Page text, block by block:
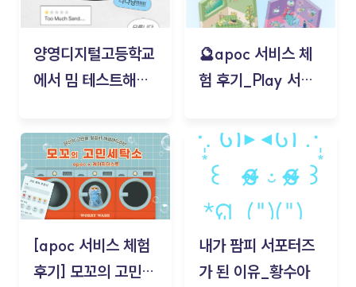
양영디지털고등학교
에서 밈 테스트해보
🔮apoc 서비스 체
험 후기_Play 서비
김태현
[apoc 서비스 체험
후기] 모꼬의 고민세
내가 팜피 서포터즈
가 된 이유_황수아